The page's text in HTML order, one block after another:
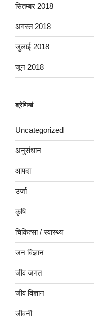
सितम्बर 2018
अगस्त 2018
जुलाई 2018
जून 2018
श्रेणियां
Uncategorized
अनुसंधान
आपदा
उर्जा
कृषि
चिकित्सा / स्वास्थ्य
जन विज्ञान
जीव जगत
जीव विज्ञान
जीवनी